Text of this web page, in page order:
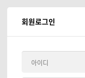
회원로그인